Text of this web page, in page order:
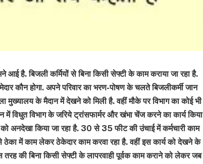
आई है. बिजली कर्मियों से बिना किसी सेफ्टी के काम कराया जा रहा है.
कौन होगा. अपने परिवार का भरण-पोषण के चलते बिजलीकर्मी जान
मुख्यालय के मैदान में देखने को मिली है. वहीं मौके पर विभाग का कोई भी
विधुत विभाग के जरिये ट्रांसफार्मर और खंभा चेंज करने का कार्य किया
अनदेखा किया जा रहा है. 30 से 35 फीट की उंचाई में कर्मचारी काम
ठेका में काम लेकर ठेकेदार काम करवा रहा है. वहीं इस कार्य को देखने के
तरह की बिना किसी सेफ्टी के लापरवाही पूर्वक काम कराने को लेकर जब